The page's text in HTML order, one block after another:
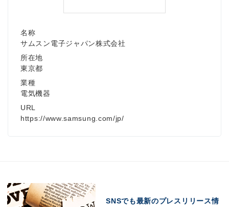
名称
サムスン電子ジャパン株式会社
所在地
東京都
業種
電気機器
URL
https://www.samsung.com/jp/
SNSでも最新のプレスリリース情